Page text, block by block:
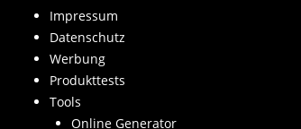
Impressum
Datenschutz
Werbung
Produkttests
Tools
Online Generator